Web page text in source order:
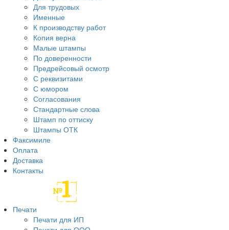
Для трудовых
Именные
К производству работ
Копия верна
Малые штампы
По доверенности
Предрейсовый осмотр
С реквизитами
С юмором
Согласования
Стандартные слова
Штамп по оттиску
Штампы ОТК
Факсимиле
Оплата
Доставка
Контакты
Печати
Печати для ИП